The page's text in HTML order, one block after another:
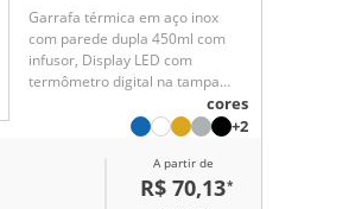
Garrafa térmica em aço inox
com parede dupla 450ml com
infusor, Display LED com
termômetro digital na tampa
para indicar a temperatura do
líquido, Conserva líquido quente
cores
+2
A partir de
R$ 70,13*